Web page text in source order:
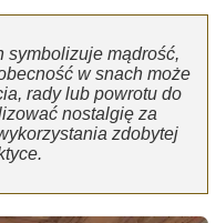
symbolizuje mądrość,
w snach może
rady lub powrotu do
nostalgię za
zdobytej